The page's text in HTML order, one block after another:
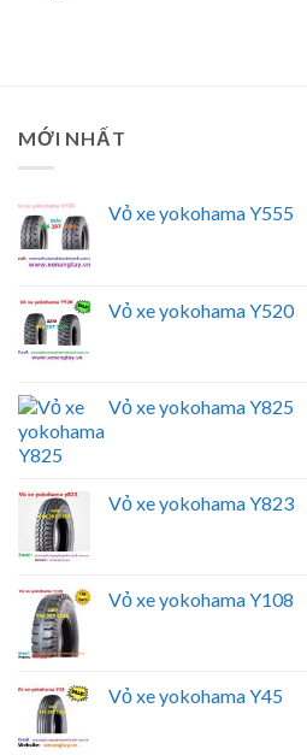
MỚI NHẤT
Vỏ xe yokohama Y555
Vỏ xe yokohama Y520
Vỏ xe yokohama Y825
Vỏ xe yokohama Y823
Vỏ xe yokohama Y108
Vỏ xe yokohama Y45